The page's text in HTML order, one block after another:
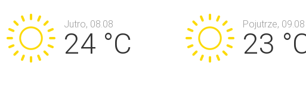
Jutro, 08.08
24 °C
Pojutrze, 09.08
23